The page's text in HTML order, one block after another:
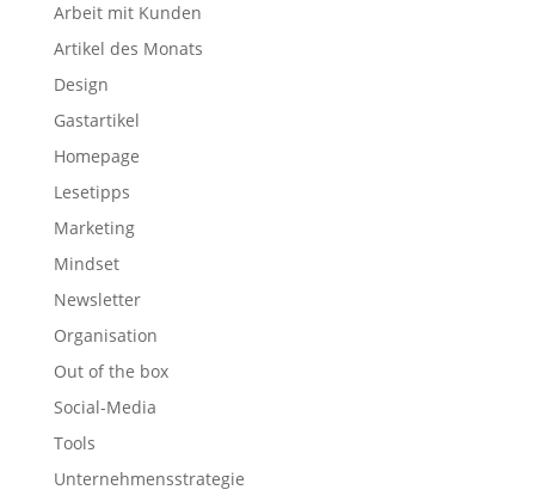
Arbeit mit Kunden
Artikel des Monats
Design
Gastartikel
Homepage
Lesetipps
Marketing
Mindset
Newsletter
Organisation
Out of the box
Social-Media
Tools
Unternehmensstrategie